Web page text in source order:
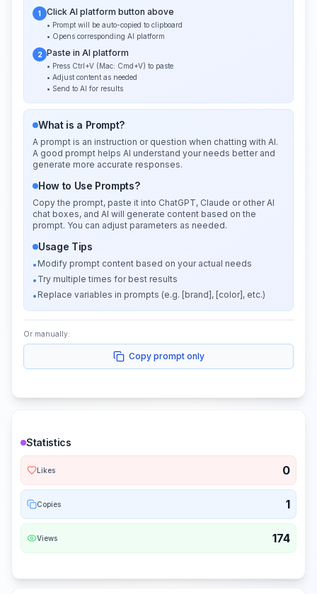
1 Click AI platform button above
• Prompt will be auto-copied to clipboard
• Opens corresponding AI platform
2 Paste in AI platform
• Press Ctrl+V (Mac: Cmd+V) to paste
• Adjust content as needed
• Send to AI for results
What is a Prompt?
A prompt is an instruction or question when chatting with AI.
A good prompt helps AI understand your needs better and
generate more accurate responses.
How to Use Prompts?
Copy the prompt, paste it into ChatGPT, Claude or other AI
chat boxes, and AI will generate content based on the
prompt. You can adjust parameters as needed.
Usage Tips
• Modify prompt content based on your actual needs
• Try multiple times for best results
• Replace variables in prompts (e.g. [brand], [color], etc.)
Or manually:
Copy prompt only
Statistics
Likes 0
Copies 1
Views 174